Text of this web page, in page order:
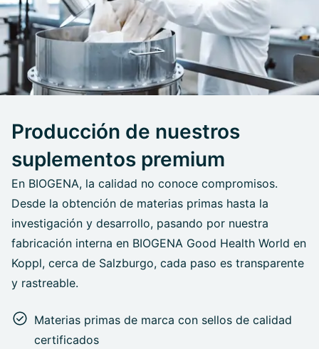
Producción de nuestros
suplementos premium
En BIOGENA, la calidad no conoce compromisos.
Desde la obtención de materias primas hasta la
investigación y desarrollo, pasando por nuestra
fabricación interna en BIOGENA Good Health World en
Koppl, cerca de Salzburgo, cada paso es transparente
y rastreable.
Materias primas de marca con sellos de calidad
certificados